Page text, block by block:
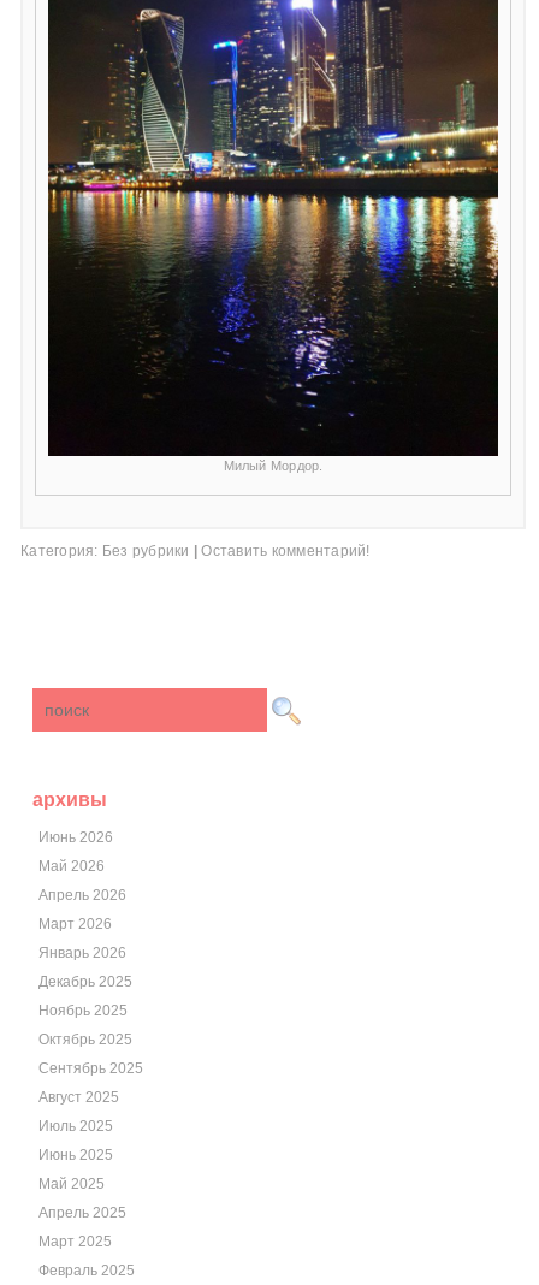
Милый Мордор.
Категория: Без рубрики Оставить комментарий!
архивы
Июнь 2026
Май 2026
Апрель 2026
Март 2026
Январь 2026
Декабрь 2025
Ноябрь 2025
Октябрь 2025
Сентябрь 2025
Август 2025
Июль 2025
Июнь 2025
Май 2025
Апрель 2025
Март 2025
Февраль 2025